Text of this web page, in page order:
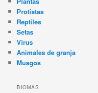
Protistas
Reptiles
Setas
Virus
Animales de granja
Musgos
BIOMAS